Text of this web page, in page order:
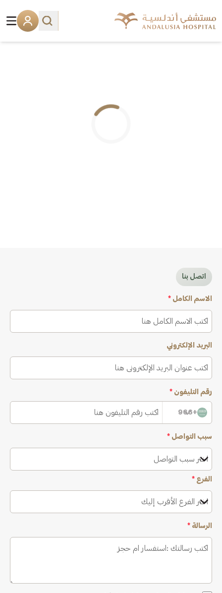
اتصل بنا
الاسم الكامل *
البريد الإلكتروني
رقم التليفون *
+966
سبب التواصل *
اختر سبب التواصل
الفرع *
اختر الفرع الأقرب إليك
الرسالة *